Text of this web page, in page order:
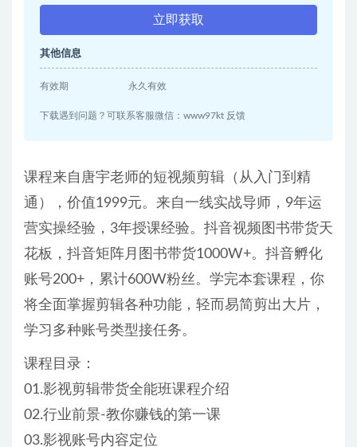
立即获取
其他信息
有效期 永久有效
下载遇到问题？可联系客服微信：www97kt 反馈
课程来自唐宇老师的短视频剪辑（从入门到精
通），价值1999元。来自一线实战导师，9年运
营实操经验，3年授课经验。抖音视频图书带货天
花板，抖音矩阵月图书带货1000W+。抖音孵化
账号200+，累计600W粉丝。学完本套课程，你
将全面掌握剪辑各种功能，轻而易简剪出大片，
学习多种账号类型接任务。
课程目录：
01.影视剪辑带货全能班课程介绍
02.行业前景-教你赚钱的第一课
03.影视账号内容定位